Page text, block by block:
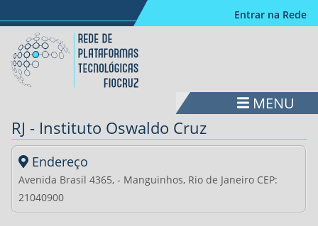
Entrar na Rede
MENU
RJ - Instituto Oswaldo Cruz
Endereço
Avenida Brasil 4365, - Manguinhos, Rio de Janeiro CEP:
21040900